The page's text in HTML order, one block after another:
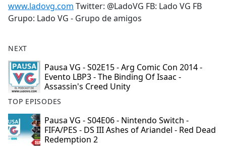
www.ladovg.com Twitter: @LadoVG FB: Lado VG FB
Grupo: Lado VG - Grupo de amigos
NEXT
Pausa VG - S02E15 - Arg Comic Con 2014 -
Evento LBP3 - The Binding Of Isaac -
Assassin's Creed Unity
TOP EPISODES
Pausa VG - S04E06 - Nintendo Switch -
FIFA/PES - DS III Ashes of Ariandel - Red Dead
Redemption 2